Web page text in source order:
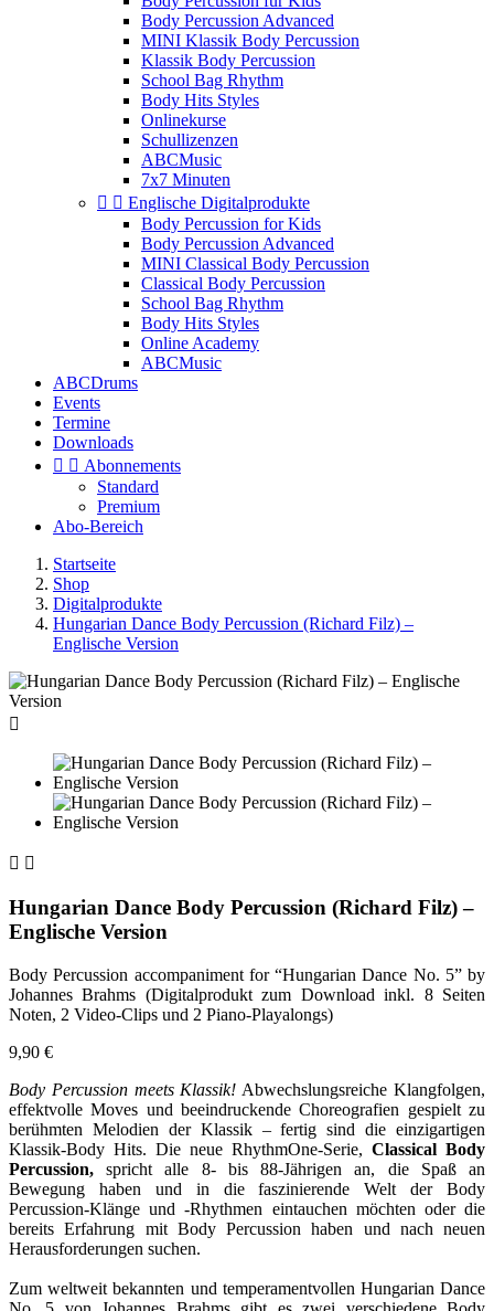
Body Percussion Advanced
MINI Klassik Body Percussion
Klassik Body Percussion
School Bag Rhythm
Body Hits Styles
Onlinekurse
Schullizenzen
ABCMusic
7x7 Minuten
  Englische Digitalprodukte
Body Percussion for Kids
Body Percussion Advanced
MINI Classical Body Percussion
Classical Body Percussion
School Bag Rhythm
Body Hits Styles
Online Academy
ABCMusic
ABCDrums
Events
Termine
Downloads
  Abonnements
Standard
Premium
Abo-Bereich
Startseite
Shop
Digitalprodukte
Hungarian Dance Body Percussion (Richard Filz) –
Englische Version

 
Hungarian Dance Body Percussion (Richard Filz) –
Englische Version
Body Percussion accompaniment for “Hungarian Dance No. 5” by
Johannes Brahms (Digitalprodukt zum Download inkl. 8 Seiten
Noten, 2 Video-Clips und 2 Piano-Playalongs)
9,90 €
Body Percussion meets Klassik! Abwechslungsreiche Klangfolgen,
effektvolle Moves und beeindruckende Choreografien gespielt zu
berühmten Melodien der Klassik – fertig sind die einzigartigen
Klassik-Body Hits. Die neue RhythmOne-Serie, Classical Body
Percussion, spricht alle 8- bis 88-Jährigen an, die Spaß an
Bewegung haben und in die faszinierende Welt der Body
Percussion-Klänge und -Rhythmen eintauchen möchten oder die
bereits Erfahrung mit Body Percussion haben und nach neuen
Herausforderungen suchen.
Zum weltweit bekannten und temperamentvollen Hungarian Dance